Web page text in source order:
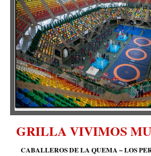
GRILLA VIVIMOS
CABALLEROS DE LA QUEMA – LOS
CANTILO – KAPANGA - ARDE LA